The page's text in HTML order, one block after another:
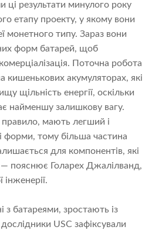
ці результати минулого року
етапу проекту, у якому вони
монетного типу. Зараз вони
форм батарей, щоб
Поточна робота
кишенькових акумуляторах, які
щільність енергії, оскільки
найменшу залишкову вагу.
правило, мають легший і
форми, тому більша частина
для компонентів, які
— пояснює Голарех Джалілванд,
з батареями, зростають із
USC зафіксували